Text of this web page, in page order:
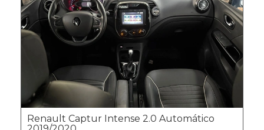
Renault Captur Intense 2.0 Automático